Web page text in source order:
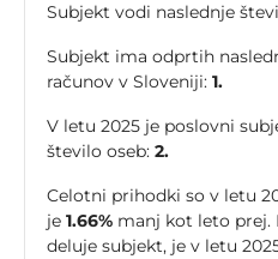
Subjekt vodi naslednje
Subjekt ima odprtih
računov v Sloveniji: 1.
V letu 2025 je poslovni
število oseb: 2.
Celotni prihodki so v letu
je 1.66% manj kot leto prej.
deluje subjekt, je v letu